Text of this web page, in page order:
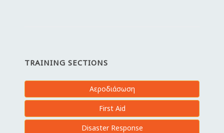
TRAINING SECTIONS
Αεροδιάσωση
First Aid
Disaster Response